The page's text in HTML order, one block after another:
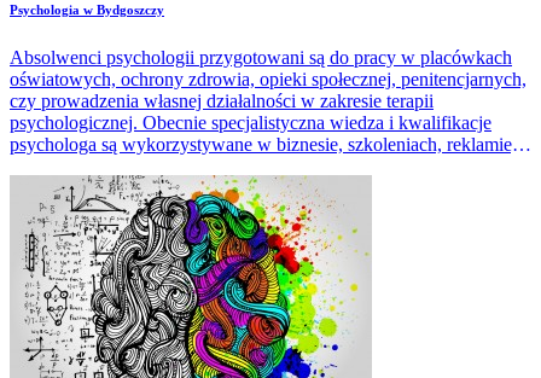
​Psychologia w Bydgoszczy
Absolwenci psychologii przygotowani są do pracy w placówkach
oświatowych, ochrony zdrowia, opieki społecznej, penitencjarnych,
czy prowadzenia własnej działalności w zakresie terapii
psychologicznej. Obecnie specjalistyczna wiedza i kwalifikacje
psychologa są wykorzystywane w biznesie, szkoleniach, reklamie,